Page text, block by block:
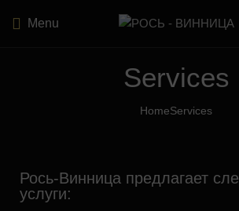
Menu
Services
HomeServices
Рось-Винница предлагает
услуги: